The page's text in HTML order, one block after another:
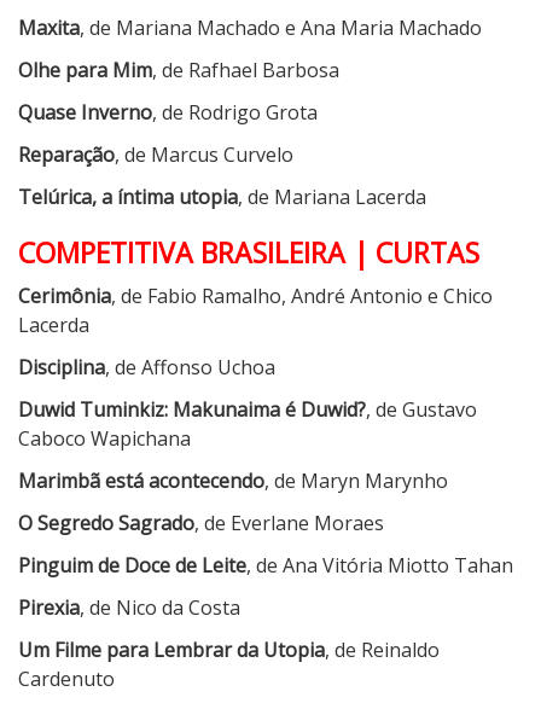
Maxita, de Mariana Machado e Ana Maria Machado
Olhe para Mim, de Rafhael Barbosa
Quase Inverno, de Rodrigo Grota
Reparação, de Marcus Curvelo
Telúrica, a íntima utopia, de Mariana Lacerda
COMPETITIVA BRASILEIRA | CURTAS
Cerimônia, de Fabio Ramalho, André Antonio e Chico
Lacerda
Disciplina, de Affonso Uchoa
Duwid Tuminkiz: Makunaima é Duwid?, de Gustavo
Caboco Wapichana
Marimbã está acontecendo, de Maryn Marynho
O Segredo Sagrado, de Everlane Moraes
Pinguim de Doce de Leite, de Ana Vitória Miotto Tahan
Pirexia, de Nico da Costa
Um Filme para Lembrar da Utopia, de Reinaldo
Cardenuto